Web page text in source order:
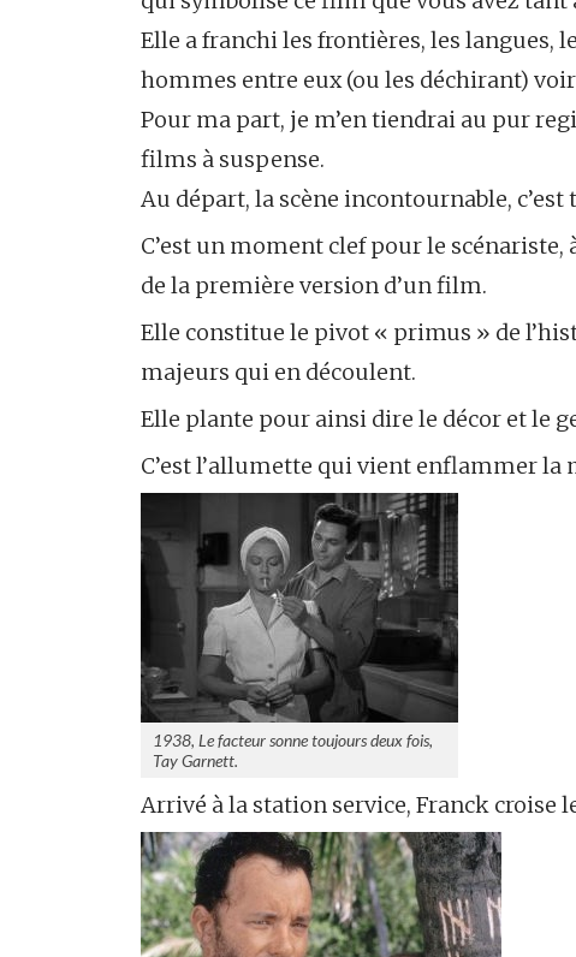
Elle a franchi les frontières, les
hommes entre eux (ou les déchirant)
Pour ma part, je m’en tiendrai au pur
films à suspense.
Au départ, la scène incontournable,
C’est un moment clef pour le
de la première version d’un film.
Elle constitue le pivot « primus » de
majeurs qui en découlent.
Elle plante pour ainsi dire le décor et le
C’est l’allumette qui vient enflammer la
1938, Le facteur sonne toujours deux fois,
Tay Garnett.
Arrivé à la station service, Franck croise